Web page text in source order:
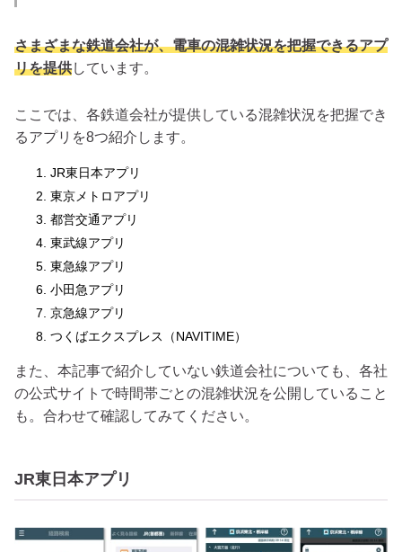
さまざまな鉄道会社が、電車の混雑状況を把握できるアプ
リを提供しています。
ここでは、各鉄道会社が提供している混雑状況を把握でき
るアプリを8つ紹介します。
JR東日本アプリ
東京メトロアプリ
都営交通アプリ
東武線アプリ
東急線アプリ
小田急アプリ
京急線アプリ
つくばエクスプレス（NAVITIME）
また、本記事で紹介していない鉄道会社についても、各社
の公式サイトで時間帯ごとの混雑状況を公開していること
も。合わせて確認してみてください。
JR東日本アプリ